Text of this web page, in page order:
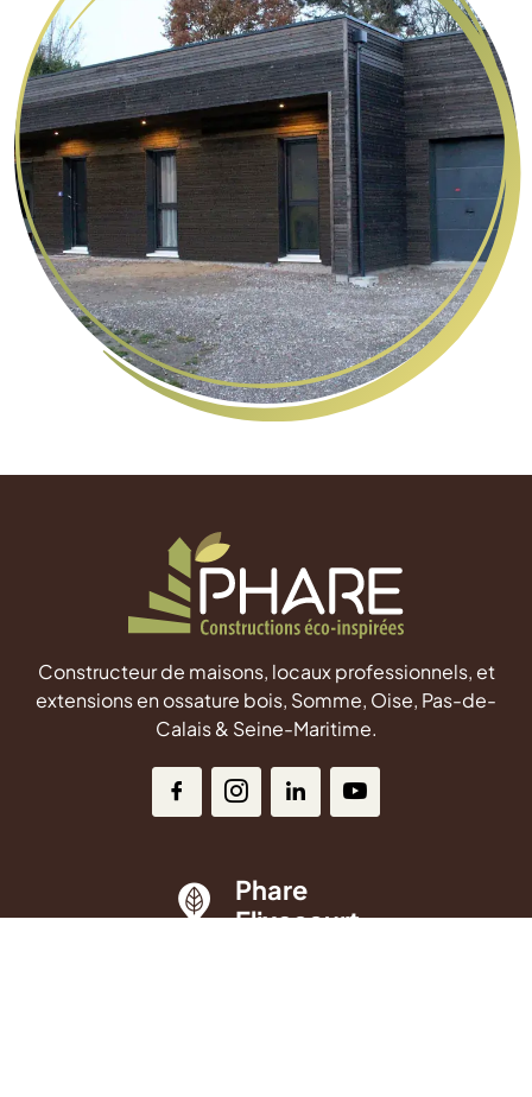
Constructeur de maisons, locaux professionnels, et
extensions en ossature bois, Somme, Oise, Pas-de-
Calais & Seine-Maritime.
Phare
Flixecourt